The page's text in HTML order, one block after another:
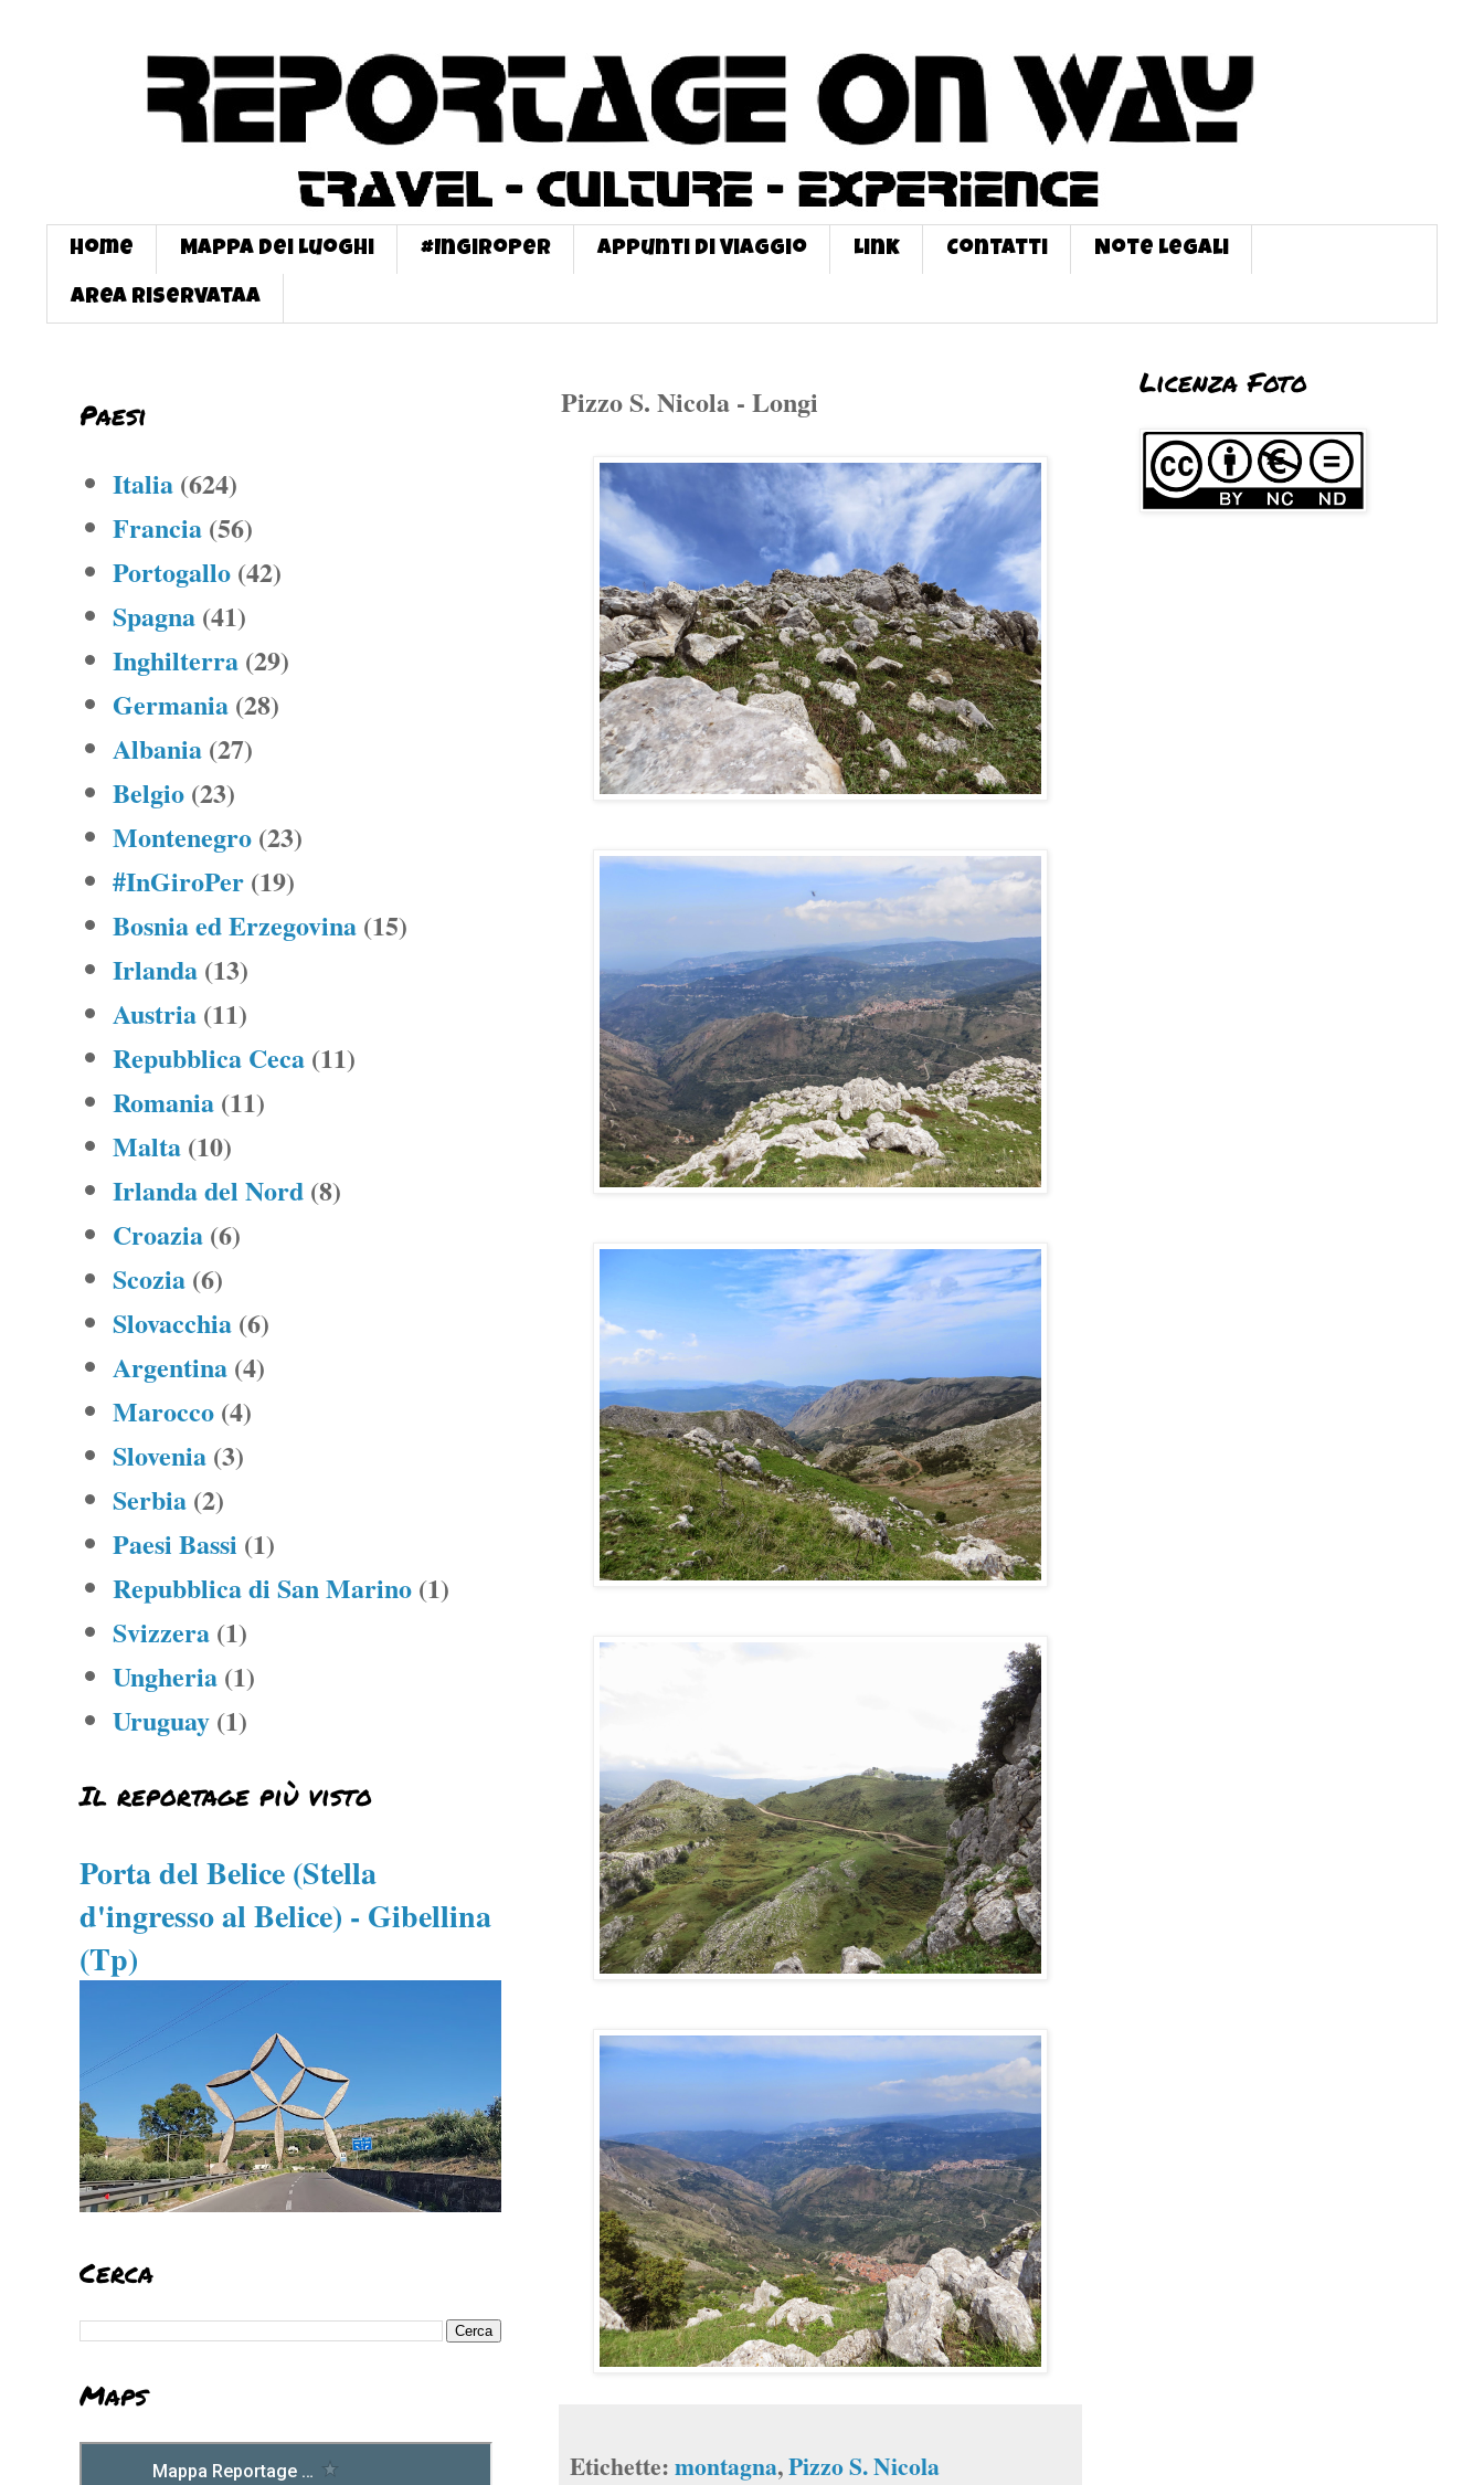
Home Mappa dei Luoghi #InGiroPer Appunti di Viaggio Link Contatti Note Legali
Area Riservataa
Pizzo S. Nicola - Longi
Etichette:montagna,Pizzo S. Nicola
Paesi
Italia (624)
Francia (56)
Portogallo (42)
Spagna (41)
Inghilterra (29)
Germania (28)
Albania (27)
Belgio (23)
Montenegro (23)
#InGiroPer (19)
Bosnia ed Erzegovina (15)
Irlanda (13)
Austria (11)
Repubblica Ceca (11)
Romania (11)
Malta (10)
Irlanda del Nord (8)
Croazia (6)
Scozia (6)
Slovacchia (6)
Argentina (4)
Marocco (4)
Slovenia (3)
Serbia (2)
Paesi Bassi (1)
Repubblica di San Marino (1)
Svizzera (1)
Ungheria (1)
Uruguay (1)
Il reportage più visto
Porta del Belice (Stella
d'ingresso al Belice) - Gibellina
(Tp)
Cerca
Maps
Licenza Foto